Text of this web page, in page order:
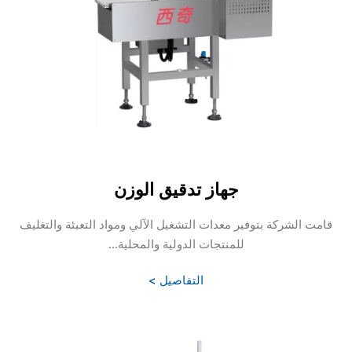
جهاز تدقيق الوزن
قامت الشركة بتوفير معدات التشغيل الآلي ومواد التعبئة والتغليف
للمنتجات الدولية والمحلية...
التفاصيل >